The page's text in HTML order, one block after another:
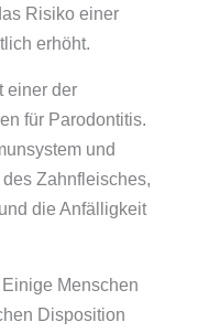
Risiko einer
erhöht.
einer der
für Parodontitis.
und
Zahnfleisches,
die Anfälligkeit
Einige Menschen
Disposition